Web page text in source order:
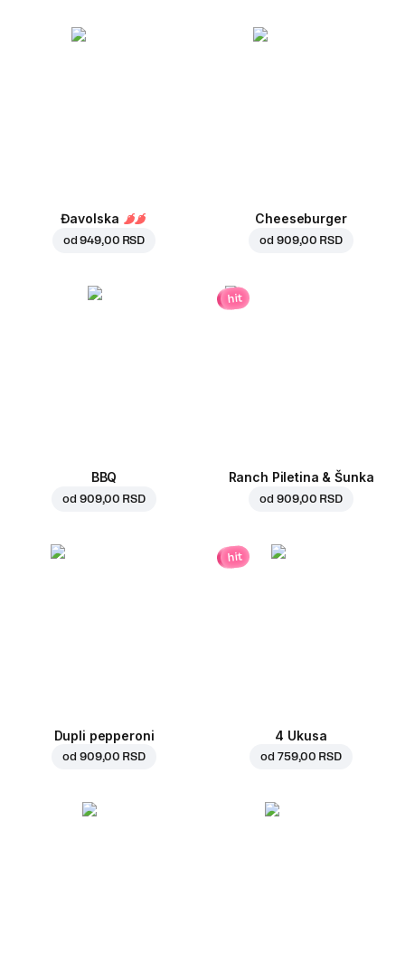
Đavolska
od949,00 RSD
Cheeseburger
od 909,00 RSD
BBQ
od 909,00 RSD
hit
Ranch Piletina & Šunka
od 909,00 RSD
Dupli pepperoni
od 909,00 RSD
hit
4 Ukusa
od 759,00 RSD